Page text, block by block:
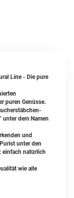
Line - Die pure
puren Genüsse.
unter dem Namen
und
unter den
einfach natürlich
wie alle